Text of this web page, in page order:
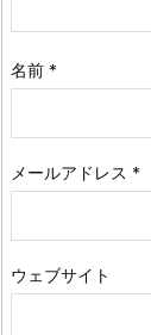
名前 *
メールアドレス *
ウェブサイト